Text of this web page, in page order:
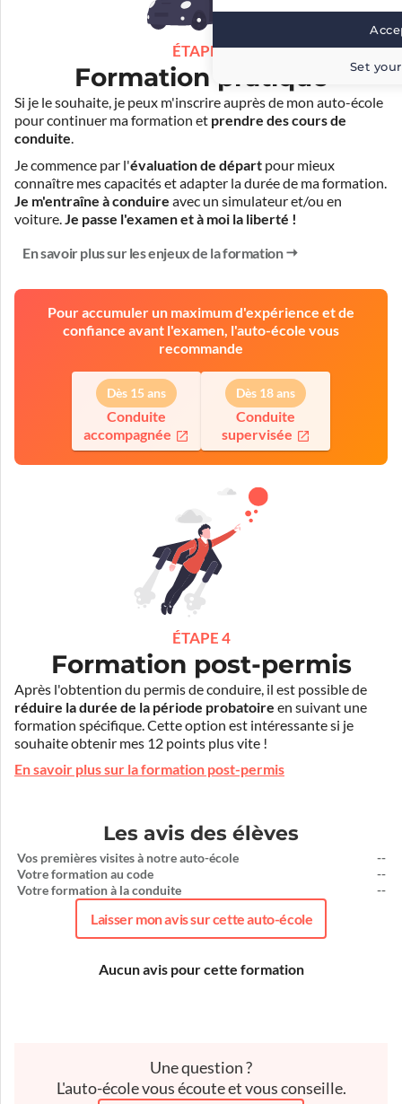
ÉTAPE 3
Formation pratique
Si je le souhaite, je peux m'inscrire auprès de mon auto-école
pour continuer ma formation et prendre des cours de
conduite.
Je commence par l'évaluation de départ pour mieux
connaître mes capacités et adapter la durée de ma formation.
Je m'entraîne à conduire avec un simulateur et/ou en
voiture.Je passe l'examen et à moi la liberté !
En savoir plus sur les enjeux de la formation
Pour accumuler un maximum d'expérience et de
confiance avant l'examen, l'auto-école vous
recommande
Dès 15 ans
Conduite
accompagnée
Dès 18 ans
Conduite
supervisée
ÉTAPE 4
Formation post-permis
Après l'obtention du permis de conduire, il est possible de
réduire la durée de la période probatoire en suivant une
formation spécifique. Cette option est intéressante si je
souhaite obtenir mes 12 points plus vite !
En savoir plus sur la formation post-permis
Les avis des élèves
Vos premières visites à notre auto-école
Votre formation au code
Votre formation à la conduite
--
--
--
Laisser mon avis sur cette auto-école
Aucun avis pour cette formation
Une question ?
L'auto-école vous écoute et vous conseille.
Set